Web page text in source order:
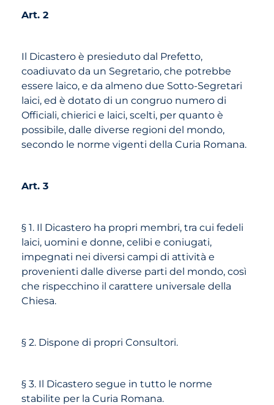
Art. 2
Il Dicastero è presieduto dal Prefetto,
coadiuvato da un Segretario, che potrebbe
essere laico, e da almeno due Sotto-Segretari
laici, ed è dotato di un congruo numero di
Officiali, chierici e laici, scelti, per quanto è
possibile, dalle diverse regioni del mondo,
secondo le norme vigenti della Curia Romana.
Art. 3
§ 1. Il Dicastero ha propri membri, tra cui fedeli
laici, uomini e donne, celibi e coniugati,
impegnati nei diversi campi di attività e
provenienti dalle diverse parti del mondo, così
che rispecchino il carattere universale della
Chiesa.
§ 2. Dispone di propri Consultori.
§ 3. Il Dicastero segue in tutto le norme
stabilite per la Curia Romana.